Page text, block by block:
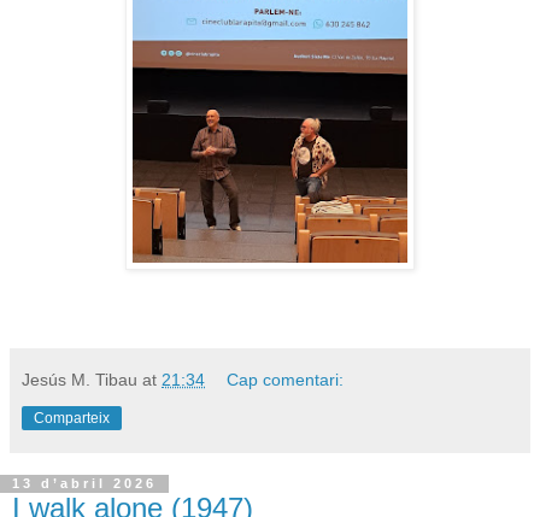
Jesús M. Tibau at 21:34 Cap comentari:
Comparteix
13 d’abril 2026
I walk alone (1947)